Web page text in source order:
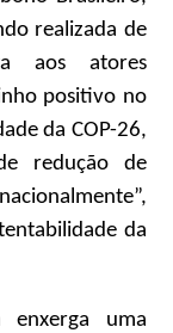
realizada de
aos atores
positivo no
da COP-26,
redução de
da
uma